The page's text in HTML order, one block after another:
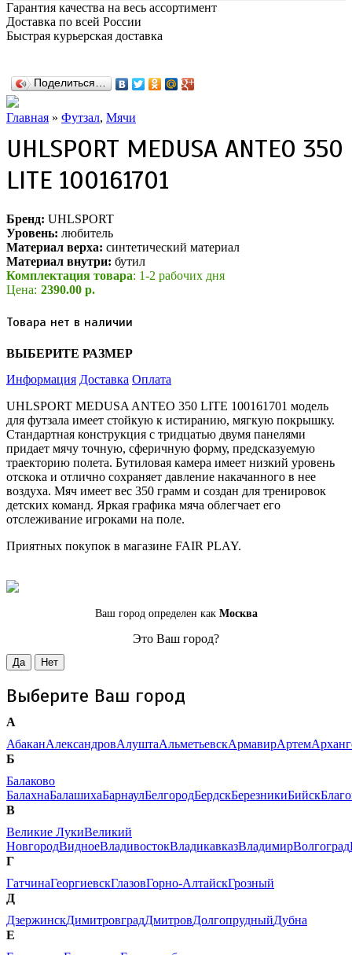
Гарантия качества на весь ассортимент
Доставка по всей России
Быстрая курьерская доставка
Поделиться…
Главная » Футзал, Мячи
UHLSPORT MEDUSA ANTEO 350
LITE 100161701
Бренд: UHLSPORT
Уровень: любитель
Материал верха: синтетический материал
Материал внутри: бутил
Комплектация товара: 1-2 рабочих дня
Цена: 2390.00 р.
Товара нет в наличии
ВЫБЕРИТЕ РАЗМЕР
Информация Доставка Оплата
UHLSPORT MEDUSA ANTEO 350 LITE 100161701 модель
для футзала имеет стойкую к истиранию, мягкую покрышку.
Стандартная конструкция с тридцатью двумя панелями
придает мячу точную, сферичную форму, предсказуемую
траекторию полета. Бутиловая камера имеет низкий уровень
отскока и отлично сохраняет давление накачанного в нее
воздуха. Мяч имеет вес 350 грамм и создан для тренировок
детских команд. Яркая графика мяча облегчает его
отслеживание игроками на поле.
Приятных покупок в магазине FAIR PLAY.
Ваш город определен как Москва
Это Ваш город?
Да Нет
Выберите Ваш город
А
АбаканАлександровАлуштаАльметьевскАрмавирАртем
Б
Балаково
БалахнаБалашихаБарнаулБелгородБердскБерезникиБийск
В
Великие ЛукиВеликий
НовгородВидноеВладивостокВладикавказВладимирВолгоград
Г
ГатчинаГеоргиевскГлазовГорно-АлтайскГрозный
Д
ДзержинскДимитровградДмитровДолгопрудныйДубна
Е